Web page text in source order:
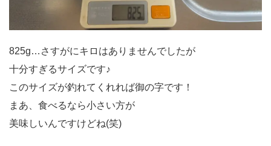
825g…さすがにキロはありませんでしたが
十分すぎるサイズです♪
このサイズが釣れてくれれば御の字です！
まあ、食べるなら小さい方が
美味しいんですけどね(笑)